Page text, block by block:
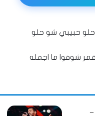
حبيبي شو حلو
شوفوا ما اجمله
–